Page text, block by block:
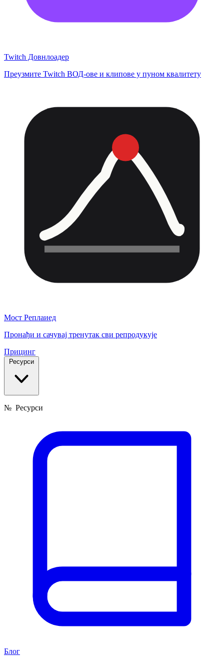
Twitch Довнлоадер
Преузмите Twitch ВОД-ове и клипове у пуном квалитету
Мост Реплаиед
Пронађи и сачувај тренутак сви репродукује
Прицинг
Ресурси
№ Ресурси
Блог